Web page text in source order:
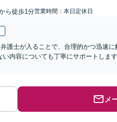
ら徒歩1分営業時間：本日定休日
護士が入ることで、合理的かつ迅速
内容についても丁寧にサポートしま
メ